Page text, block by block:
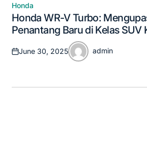
Posted
in
Honda
Honda WR-V Turbo:
Penantang Baru di Kelas SUV
Posted
June 30, 2025
Posted
admin